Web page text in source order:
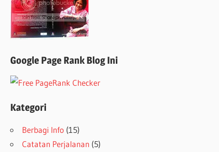
Google Page Rank Blog Ini
Kategori
Berbagi Info (15)
Catatan Perjalanan (5)